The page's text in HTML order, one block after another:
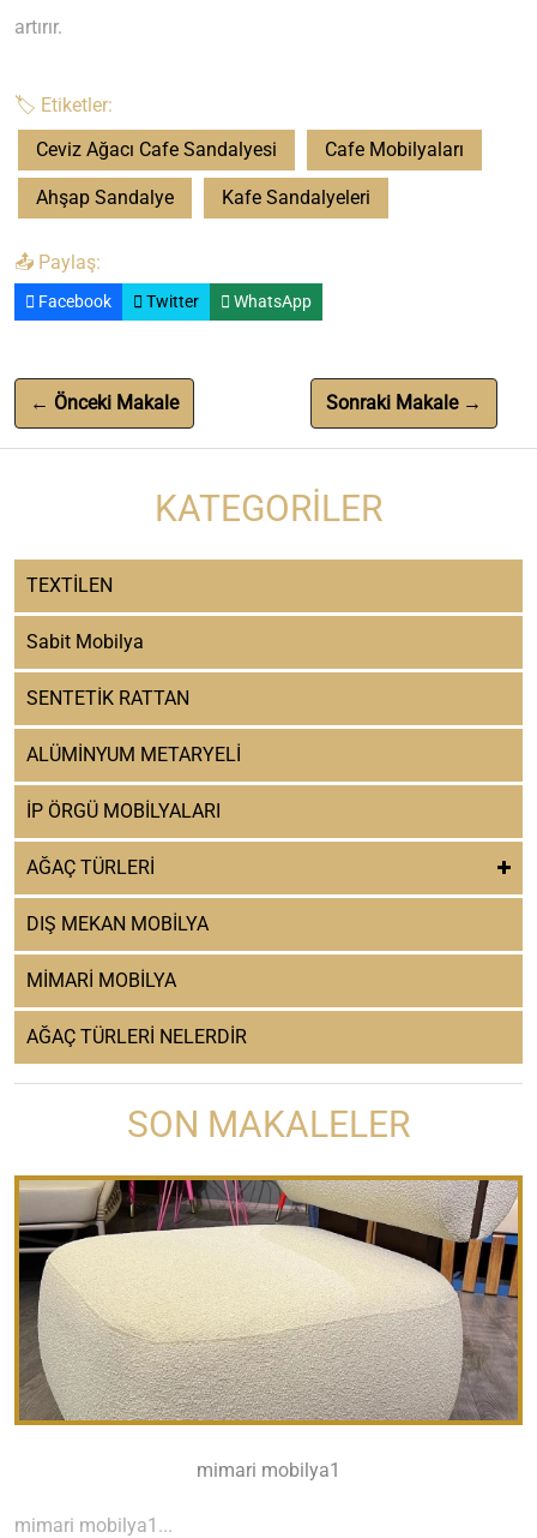
artırır.
🏷️ Etiketler:
Ceviz Ağacı Cafe Sandalyesi
Cafe Mobilyaları
Ahşap Sandalye Kafe Sandalyeleri
📤 Paylaş:
Facebook Twitter WhatsApp
← Önceki Makale Sonraki Makale →
KATEGORILER
TEXTİLEN
Sabit Mobilya
SENTETİK RATTAN
ALÜMİNYUM METARYELİ
İP ÖRGÜ MOBİLYALARI
AĞAÇ TÜRLERİ
DIŞ MEKAN MOBİLYA
MİMARİ MOBİLYA
AĞAÇ TÜRLERİ NELERDİR
SON MAKALELER
mimari mobilya1
mimari mobilya1...